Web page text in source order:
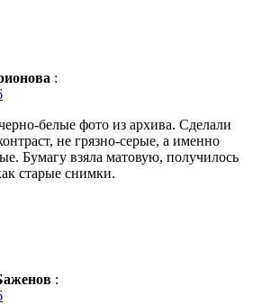
:
белые фото из архива. Сделали
не грязно-серые, а именно
Бумагу взяла матовую, получилось
старые снимки.
: